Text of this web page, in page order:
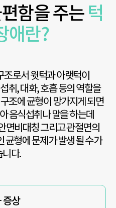
함을 주는턱
애란?
조로서 윗턱과 아랫턱이
취, 대화, 호흡 등의 역할을
조에 균형이 망가지게 되면
음식섭취나 말을 하는데
면비대칭 그리고 관절면의
균형에 문제가 발생 될 수가
다.
증상